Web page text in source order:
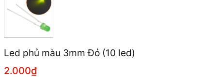
Led phủ màu 3mm Đỏ (10 led)
2.000₫